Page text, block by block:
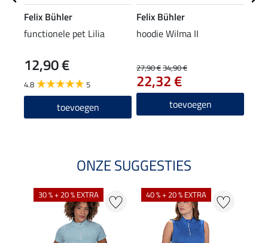
Felix Bühler
functionele pet Lilia
12,90 €
4.8 5
toevoegen
Felix Bühler
hoodie Wilma II
27,90 €34,90 €
22,32 €
toevoegen
ONZE SUGGESTIES
30 % + 20 % EXTRA 40 % + 20 % EXTRA